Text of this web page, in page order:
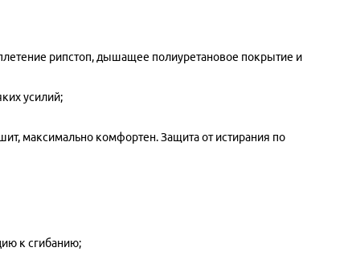
рипстоп, дышащее полиуретановое покрытие и
усилий;
максимально комфортен. Защита от истирания по
к сгибанию;